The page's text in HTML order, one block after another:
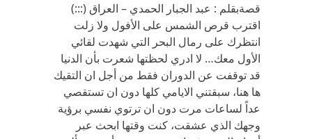
قصةبقلم : عبد الجبار الحمدي – العراق (:::)
اقترب قرص الشمس على الأفول ولا زلت
انتظرك على رمال البحر التي شهدت لقائي
الأول معك… لا ادري لحظتها شعرت بأن الدنيا
قد توقفت عن الدوران فقط من أجل ان التقيك
ها هنا، سبقتني الايامي كلها دون ان تستقصي
عداً لساعات مرت دون ان ترتوي نفسي برؤية
وجهك الذي عشقت، كنت وقتها ابحث عبر